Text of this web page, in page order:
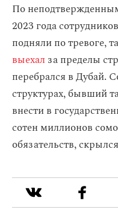
По
2023 года
подняли по тревоге,
выехал за пределы
перебрался в Дубай.
структурах, бывший
внести в
сотен миллионов
обязательств,